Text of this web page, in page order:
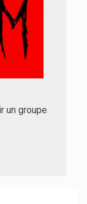
un groupe